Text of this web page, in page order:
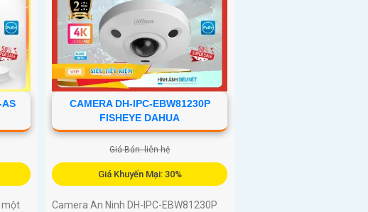
AS
một
CAMERA DH-IPC-EBW81230P
FISHEYE DAHUA
Giá Bán: liên hệ
Giá Khuyến Mại: 30%
Camera An Ninh DH-IPC-EBW81230P